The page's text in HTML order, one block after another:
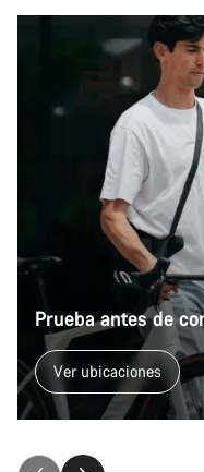
Prueba antes de
Ver ubicaciones